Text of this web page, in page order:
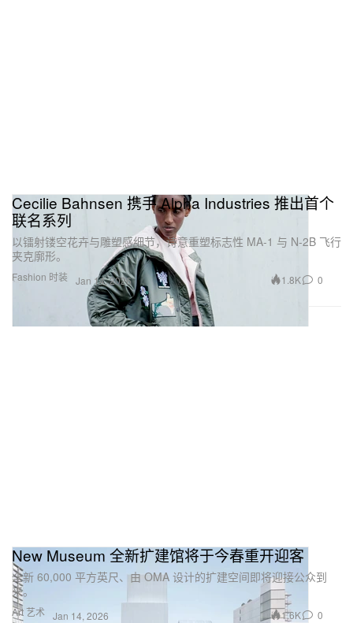
Fashion 时装
Cecilie Bahnsen 携手 Alpha Industries 推出首个
联名系列
以镭射镂空花卉与雕塑感细节，诗意重塑标志性 MA‑1 与 N‑2B 飞行
夹克廓形。
Jan 14, 2026 1.8K 0
Art 艺术
New Museum 全新扩建馆将于今春重开迎客
全新 60,000 平方英尺、由 OMA 设计的扩建空间即将迎接公众到
来。
Jan 14, 2026 1.6K 0